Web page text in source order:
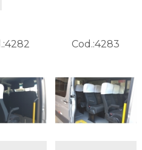
4282 Cod.:4283